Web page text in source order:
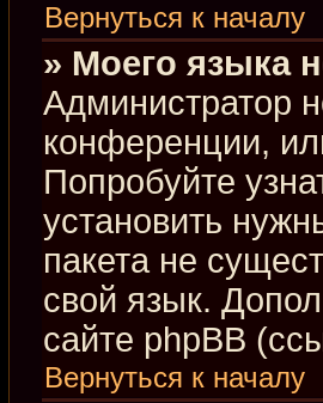
Вернуться к началу
» Моего языка
Администратор
конференции,
Попробуйте
установить
пакета не
свой язык.
сайте phpBB
Вернуться к началу